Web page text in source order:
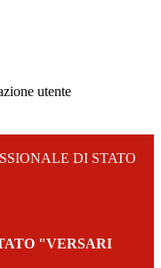
utente
DI STATO
"VERSARI